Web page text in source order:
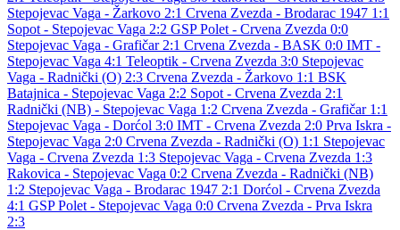
Stepojevac Vaga - Žarkovo 2:1 Crvena Zvezda - Brodarac 1947 1:1
Sopot - Stepojevac Vaga 2:2 GSP Polet - Crvena Zvezda 0:0
Stepojevac Vaga - Grafičar 2:1 Crvena Zvezda - BASK 0:0 IMT -
Stepojevac Vaga 4:1 Teleoptik - Crvena Zvezda 3:0 Stepojevac
Vaga - Radnički (O) 2:3 Crvena Zvezda - Žarkovo 1:1 BSK
Batajnica - Stepojevac Vaga 2:2 Sopot - Crvena Zvezda 2:1
Radnički (NB) - Stepojevac Vaga 1:2 Crvena Zvezda - Grafičar 1:1
Stepojevac Vaga - Dorćol 3:0 IMT - Crvena Zvezda 2:0 Prva Iskra -
Stepojevac Vaga 2:0 Crvena Zvezda - Radnički (O) 1:1 Stepojevac
Vaga - Crvena Zvezda 1:3 Stepojevac Vaga - Crvena Zvezda 1:3
Rakovica - Stepojevac Vaga 0:2 Crvena Zvezda - Radnički (NB)
1:2 Stepojevac Vaga - Brodarac 1947 2:1 Dorćol - Crvena Zvezda
4:1 GSP Polet - Stepojevac Vaga 0:0 Crvena Zvezda - Prva Iskra
2:3